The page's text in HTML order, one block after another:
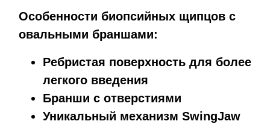
Особенности биопсийных щипцов с
овальными браншами:
Ребристая поверхность для более
легкого введения
Бранши с отверстиями
Уникальный механизм SwingJaw